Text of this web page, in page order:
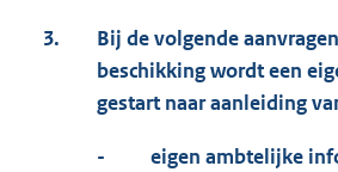
3.
Bij de volgende
beschikking wordt een
gestart naar aanleiding
-
eigen ambtelijke